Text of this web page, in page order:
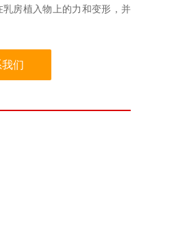
房植入物上的力和变形，并
们